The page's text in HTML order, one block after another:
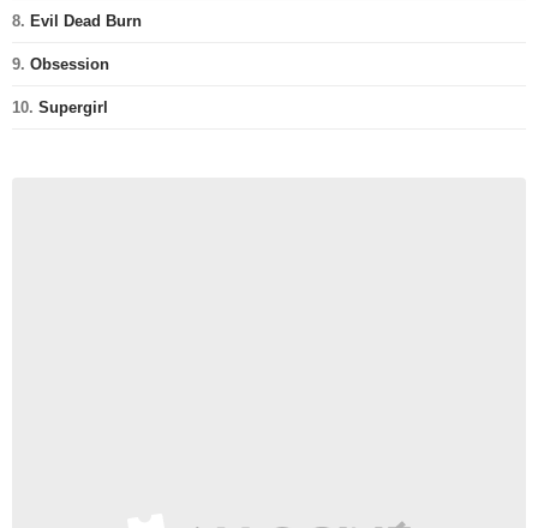
8. Evil Dead Burn
9. Obsession
10. Supergirl